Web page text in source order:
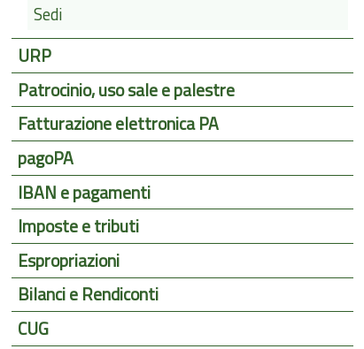
Sedi
URP
Patrocinio, uso sale e palestre
Fatturazione elettronica PA
pagoPA
IBAN e pagamenti
Imposte e tributi
Espropriazioni
Bilanci e Rendiconti
CUG